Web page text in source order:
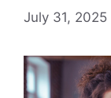
July 31, 2025